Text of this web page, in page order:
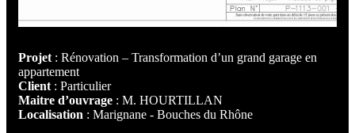
Projet : Rénovation – Transformation d’un grand garage en
appartement
Client : Particulier
Maitre d’ouvrage : M. HOURTILLAN
Localisation : Marignane - Bouches du Rhône